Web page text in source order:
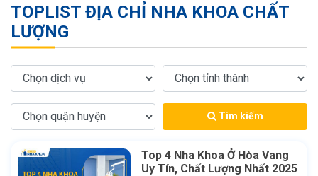
TOPLIST ĐỊA CHỈ NHA KHOA CHẤT
LƯỢNG
Tìm kiếm
Top 4 Nha Khoa Ở Hòa Vang
Uy Tín, Chất Lượng Nhất 2025